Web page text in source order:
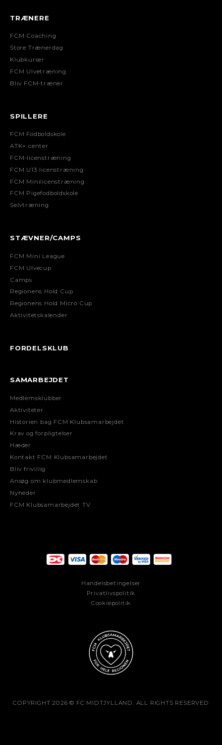
TRÆNERE
FCM Coaching
Store Trænerdag
Klubkurser
FCM Ulvetræning
Bliv FCM-træner
SPILLERE
FCM Fodboldskole
ATK+ center
FCM-licenstræning
FCM U13 licenstræning
FCM Minilicenstræning
FCM Pigefodboldskole
Selvtræning
STÆVNER/CAMPS
FCM Mini League
FCM Ulvecup
Camps
Regionens Hold Cup
Regionens Hold Micro Cup
Aktivitetskalender
FORDELSKLUB
SAMARBEJDET
Medlemsklubber
Aktiviteter
Historien bag FCM Klubsamarbejdet
Krav og forpligtelser
Hæder
Kontakt FCM Klubsamarbejdet
Bliv frivillig
Ansøg om klubmedlemskab
Nyheder
FCM Klubsamarbejdet TV
Handelsbetingelser
Privatlivspolitik
Cookiepolitik
COPYRIGHT 2026 © FC MIDTJYLLAND. ALL RIGHTS RESERVED